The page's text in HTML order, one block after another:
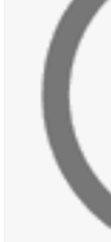
الإسرائيلي
عُمان مؤجّل ما دامت التهديدات